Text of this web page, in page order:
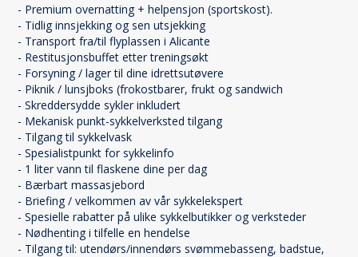
- Premium overnatting + helpensjon (sportskost).
- Tidlig innsjekking og sen utsjekking
- Transport fra/til flyplassen i Alicante
- Restitusjonsbuffet etter treningsøkt
- Forsyning / lager til dine idrettsutøvere
- Piknik / lunsjboks (frokostbarer, frukt og sandwich
- Skreddersydde sykler inkludert
- Mekanisk punkt-sykkelverksted tilgang
- Tilgang til sykkelvask
- Spesialistpunkt for sykkelinfo
- 1 liter vann til flaskene dine per dag
- Bærbart massasjebord
- Briefing / velkommen av vår sykkelekspert
- Spesielle rabatter på ulike sykkelbutikker og verksteder
- Nødhenting i tilfelle en hendelse
- Tilgang til: utendørs/innendørs svømmebasseng, badstue,